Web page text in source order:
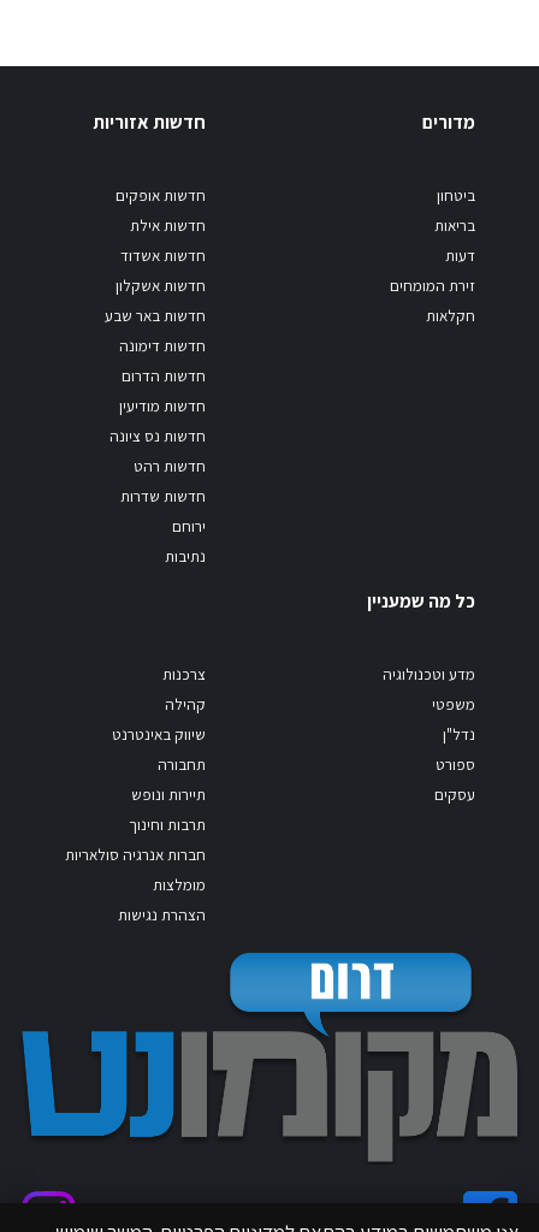
מדורים
ביטחון
בריאות
דעות
זירת המומחים
חקלאות
חדשות אזוריות
חדשות אופקים
חדשות אילת
חדשות אשדוד
חדשות אשקלון
חדשות באר שבע
חדשות דימונה
חדשות הדרום
חדשות מודיעין
חדשות נס ציונה
חדשות רהט
חדשות שדרות
ירוחם
נתיבות
כל מה שמעניין
מדע וטכנולוגיה
משפטי
נדל"ן
ספורט
עסקים
צרכנות
קהילה
שיווק באינטרנט
תחבורה
תיירות ונופש
תרבות וחינוך
חברות אנרגיה סולאריות
מומלצות
הצהרת נגישות